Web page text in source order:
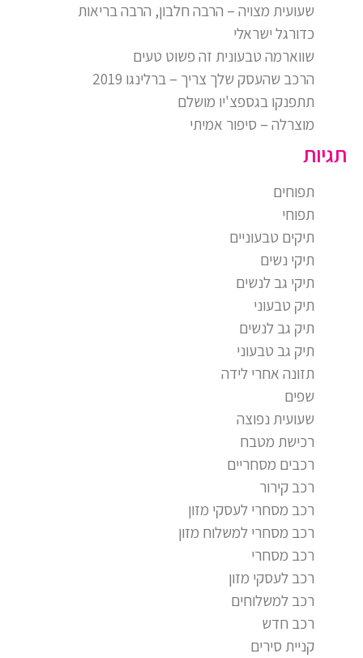
שעועית מצויה – הרבה חלבון, הרבה בריאות
כדורגל ישראלי
שווארמה טבעונית זה פשוט טעים
הרכב שהעסק שלך צריך – ברלינגו 2019
תתפנקו בגספצ'יו מושלם
מוצרלה – סיפור אמיתי
תגיות
תפוחים
תפוחי
תיקים טבעוניים
תיקי נשים
תיקי גב לנשים
תיק טבעוני
תיק גב לנשים
תיק גב טבעוני
תזונה אחרי לידה
שפים
שעועית נפוצה
רכישת מטבח
רכבים מסחריים
רכב קירור
רכב מסחרי לעסקי מזון
רכב מסחרי למשלוח מזון
רכב מסחרי
רכב לעסקי מזון
רכב למשלוחים
רכב חדש
קניית סירים